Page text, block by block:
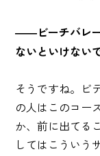
――ビーチバレー
ないといけない
そうですね。ビ
の人はこのコー
か、前に出てる
してはこういう